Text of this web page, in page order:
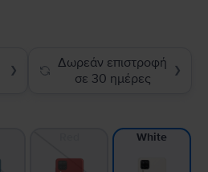
❯
Δωρεάν επιστροφή
σε 30 ημέρες
❯
White